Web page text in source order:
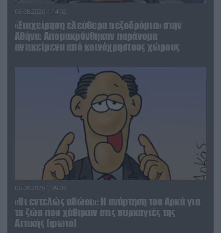
06.08.2026 | 14:02
«Επιχείρηση ελεύθερα πεζοδρόμια» στην
Αθήνα: Απομακρύνθηκαν παράνομα
αντικείμενα από κοινόχρηστους χώρους
06.08.2026 | 09:03
«Οι εντελώς αθώοι»: Η ανάρτηση του Αρκά για
τα ζώα που χάθηκαν στις πυρκαγιές της
Αττικής (φωτο)